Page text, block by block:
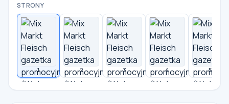
STRONY
1 2 3 4 5